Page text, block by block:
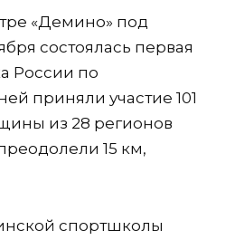
«Демино» под
состоялась первая
России по
приняли участие 101
из 28 регионов
15 км,
спортшколы